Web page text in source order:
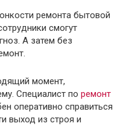
ремонта бытовой
смогут
А затем без
момент,
Специалист по ремонт
оперативно справиться
выход из строя и